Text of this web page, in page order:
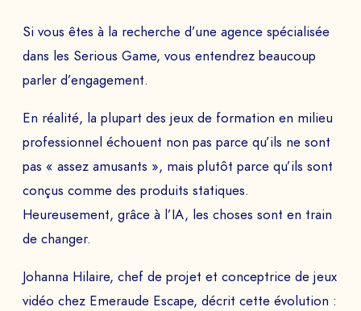
Si vous êtes à la recherche d’une agence spécialisée
dans les Serious Game, vous entendrez beaucoup
parler d’engagement.
En réalité, la plupart des jeux de formation en milieu
professionnel échouent non pas parce qu’ils ne sont
pas « assez amusants », mais plutôt parce qu’ils sont
conçus comme des produits statiques.
Heureusement, grâce à l’IA, les choses sont en train
de changer.
Johanna Hilaire, chef de projet et conceptrice de jeux
vidéo chez Emeraude Escape, décrit cette évolution :